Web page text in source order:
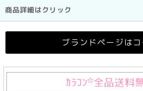
商品詳細はクリック
ブランドページはコ
ｶﾗｺﾝ 全品送料